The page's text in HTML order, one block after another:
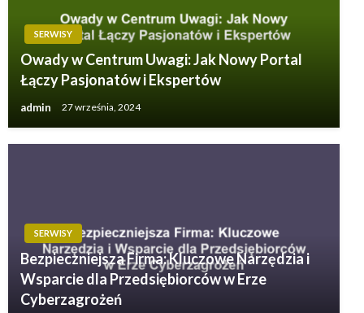
SERWISY
Owady w Centrum Uwagi: Jak Nowy Portal
Łączy Pasjonatów i Ekspertów
admin 27 września, 2024
SERWISY
Bezpieczniejsza Firma: Kluczowe Narzędzia i
Wsparcie dla Przedsiębiorców w Erze
Cyberzagrożeń